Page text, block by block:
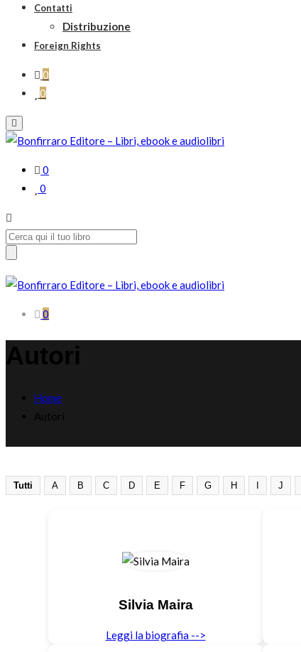
Contatti
Distribuzione
Foreign Rights
0
0
0
0
Search
0
Autori
Home
Autori
Tutti A B C D E F G H J
Silvia Maira
Leggi la biografia -->